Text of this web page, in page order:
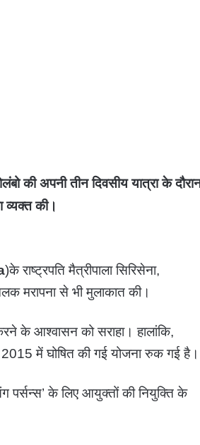
की अपनी तीन दिवसीय यात्रा के
व्यक्त की।
)के राष्ट्रपति मैत्रीपाला सिरिसेना,
मरापना से भी मुलाकात की।
के आश्वासन को सराहा। हालांकि,
2015 में घोषित की गई योजना रुक गई है।
पर्सन्स’ के लिए आयुक्तों की नियुक्ति के